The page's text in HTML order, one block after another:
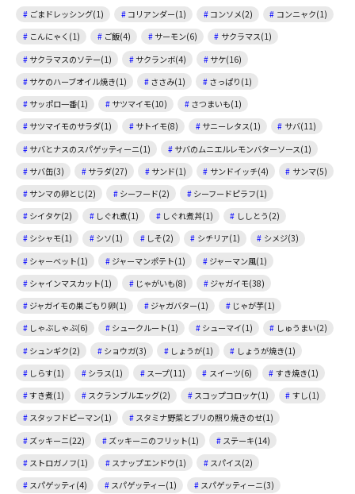
ごまドレッシング(1)
コリアンダー(1) コンソメ(2)
コンニャク(1)
こんにゃく(1)
ご飯(4) サーモン(6)
サクラマス(1)
サクラマスのソテー(1)
サクランボ(4)
サケ(16)
サケのハーブオイル焼き(1)
ささみ(1)
さっぱり(1)
サッポロ一番(1)
サツマイモ(10)
さつまいも(1)
サツマイモのサラダ(1)
サトイモ(8) サニーレタス(1)
サバ(11)
サバとナスのスパゲッティーニ(1)
サバのムニエルレモンバターソース(1)
サバ缶(3)
サラダ(27) サンド(1) サンドイッチ(4)
サンマ(5)
サンマの卵とじ(2)
シーフード(2)
シーフードピラフ(1)
シイタケ(2)
しぐれ煮(1) しぐれ煮丼(1)
ししとう(2)
シシャモ(1)
シソ(1) しそ(2) シチリア(1)
シメジ(3)
シャーベット(1)
ジャーマンポテト(1)
ジャーマン風(1)
シャインマスカット(1)
じゃがいも(8)
ジャガイモ(38)
ジャガイモの巣ごもり卵(1)
ジャガバター(1)
じゃが芋(1)
しゃぶしゃぶ(6)
シュークルート(1) シューマイ(1)
しゅうまい(2)
シュンギク(2)
ショウガ(3) しょうが(1)
しょうが焼き(1)
しらす(1)
シラス(1) スープ(11) スイーツ(6)
すき焼き(1)
すき煮(1)
スクランブルエッグ(2) スコップコロッケ(1)
すし(1)
スタッフドピーマン(1)
スタミナ野菜とブリの照り焼きのせ(1)
ズッキーニ(22)
ズッキーニのフリット(1)
ステーキ(14)
ストロガノフ(1)
スナップエンドウ(1)
スパイス(2)
スパゲッティ(4)
スパゲッティー(1) スパゲッティーニ(3)